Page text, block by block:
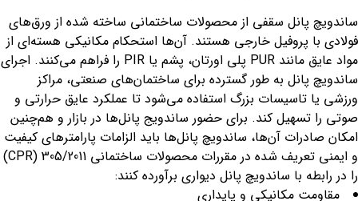
ساندویچ پانل‌ سقفی از محصولات ساختمانی ساخته شده از ورق‌های
فولادی با پروفیل خارجی هستند. آن‌ها استحکام مکانیکی هسته‌ای از
مواد عایق مانند PUR پلی اورتان، پشم یا PIR را فراهم می‌کنند. اجرای
ساندویچ پانل به طور گسترده برای ساختمان‌های صنعتی، مراکز
ورزشی یا تاسیسات بزرگ استفاده می‌شود تا عملکرد عایق حرارتی و
صوتی را تسهیل کند. برای حضور ساندویج پانل‌ها در بازار و هم‌چنین
امکان صادرات آن‌ها، ساندویچ پانل‌ها باید الزامات پارامترهای کیفیت
و ایمنی تعریف شده در مقررات محصولات ساختمانی 305/2011 (CPR)
را در رابطه با ساندویچ پانل دیواری برآورده کنند:
مقاومت مکانیکی و پایداری